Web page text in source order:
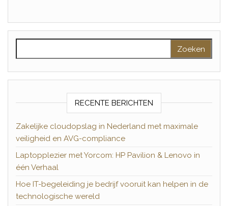
RECENTE BERICHTEN
Zakelijke cloudopslag in Nederland met maximale
veiligheid en AVG-compliance
Laptopplezier met Yorcom: HP Pavilion & Lenovo in
één Verhaal
Hoe IT-begeleiding je bedrijf vooruit kan helpen in de
technologische wereld